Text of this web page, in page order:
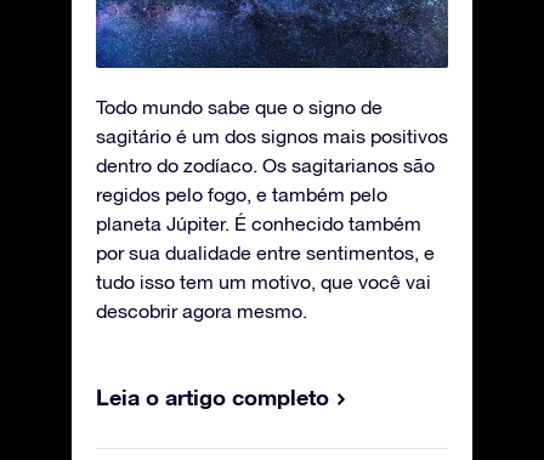
Todo mundo sabe que o signo de
sagitário é um dos signos mais positivos
dentro do zodíaco. Os sagitarianos são
regidos pelo fogo, e também pelo
planeta Júpiter. É conhecido também
por sua dualidade entre sentimentos, e
tudo isso tem um motivo, que você vai
descobrir agora mesmo.
Leia o artigo completo